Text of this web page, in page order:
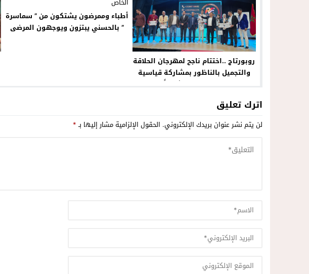
روبورتاج ..اختتام ناجح لمهرجان الحلاقة
والتجميل بالناظور بمشاركة قياسية
أطباء وممرضون يشتكون من ” سماسرة
” بالحسني يبتزون ويوجهون المرضى
اترك تعليق
لن يتم نشر عنوان بريدك الإلكتروني. الحقول الإلزامية مشار إليها بـ*